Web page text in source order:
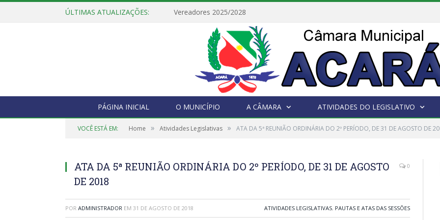
ÚLTIMAS ATUALIZAÇÕES: Vereadores 2025/2028
PÁGINA INICIAL O MUNICÍPIO A CÂMARA ATIVIDADES DO LEGISLATIVO
VOCÊ ESTÁ EM: Home » Atividades Legislativas » ATA DA 5ª REUNIÃO ORDINÁRIA DO 2º PERÍODO, DE 31 DE AGOSTO DE
ATA DA 5ª REUNIÃO ORDINÁRIA DO 2º PERÍODO, DE 31 DE AGOSTO
DE 2018
0
POR ADMINISTRADOR EM 31 DE AGOSTO DE 2018 ATIVIDADES LEGISLATIVAS, PAUTAS E ATAS DAS SESSÕES